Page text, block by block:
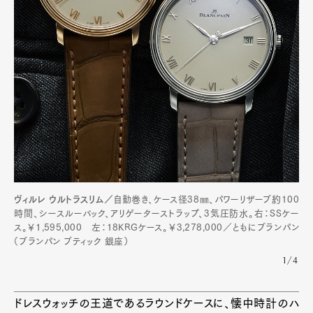
Art&DesignWatchFashion
GourmetCars
ヴィルレ ウルトラスリム／ 自動巻き、ケース径38㎜、パワーリザーブ約100
時間、シースルーバック、アリゲーターストラップ、3気圧防水。右：SSケー
ス。￥1,595,000 左：18KRGケース。￥3,278,000／ともにブランパン
（ブランパン ブティック 銀座）
1/4
ドレスウォッチの王道であるラウンドケースに、懐中時計のハ